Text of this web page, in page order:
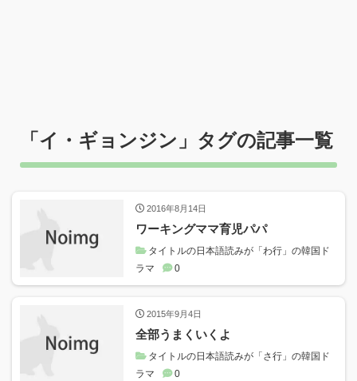
「イ・ギョンジン 」タグの記事一覧
2016年8月14日
ワーキングママ育児パパ
タイトルの日本語読みが「わ行」の韓国ド
ラマ
0
2015年9月4日
全部うまくいくよ
タイトルの日本語読みが「さ行」の韓国ド
ラマ
0